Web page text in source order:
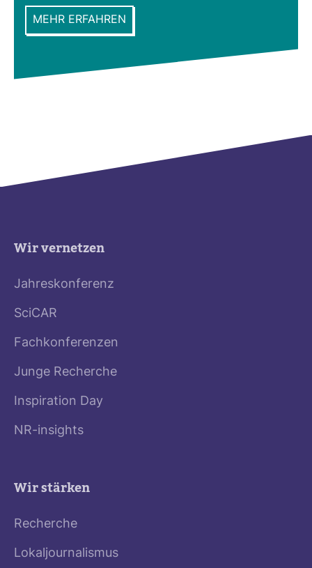
MEHR ERFAHREN
Wir vernetzen
Jahreskonferenz
SciCAR
Fachkonferenzen
Junge Recherche
Inspiration Day
NR-insights
Wir stärken
Recherche
Lokaljournalismus